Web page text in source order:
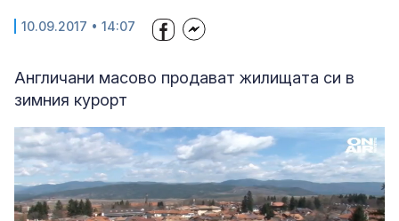
10.09.2017 • 14:07
Англичани масово продават жилищата си в
зимния курорт